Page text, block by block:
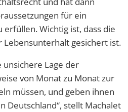
für ein
Wichtig ist, dass die
gesichert ist.
Lage der
von Monat zu Monat zur
müssen, und geben ihnen
Deutschland“, stellt Machalet